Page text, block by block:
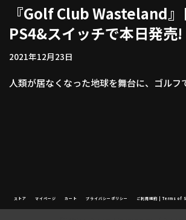
『Golf Club Wasteland
PS4&スイッチで本日発売!
2021年12月23日
人類が居なくなった地球を舞台に、ゴルフ
ストア マイページ カート プライバシーポリシー ご利用規約 | Terms of